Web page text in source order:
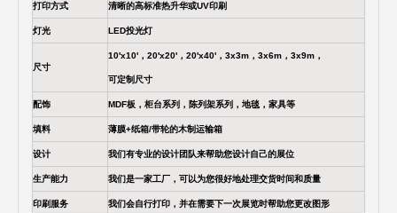
打印方式 清晰的高标准热升华或UV印刷
灯光 LED投光灯
尺寸
10'x10'，20'x20'，20'x40'，3x3m，3x6m，3x9m，
可定制尺寸
配饰 MDF板，柜台系列，陈列架系列，地毯，家具等
填料 薄膜+纸箱/带轮的木制运输箱
设计 我们有专业的设计团队来帮助您设计自己的展位
生产能力 我们是一家工厂，可以为您很好地处理交货时间和质量
印刷服务 我们会自行打印，并在需要下一次展览时帮助您更改图形